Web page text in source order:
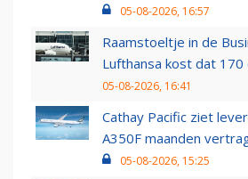
05-08-2026, 16:57
Raamstoeltje in de
Lufthansa kost dat
05-08-2026, 16:41
Cathay Pacific ziet
A350F maanden
05-08-2026, 15:25